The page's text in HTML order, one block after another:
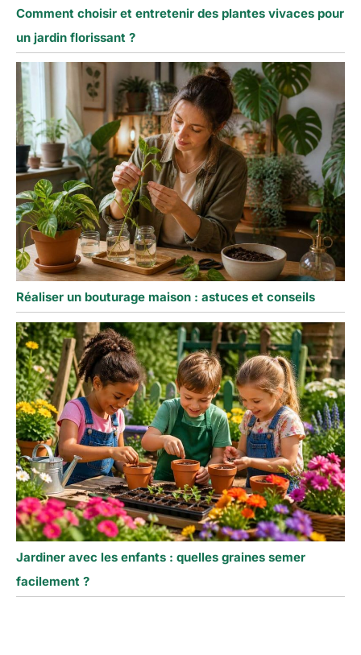
Comment choisir et entretenir des plantes vivaces pour
un jardin florissant ?
Réaliser un bouturage maison : astuces et conseils
Jardiner avec les enfants : quelles graines semer
facilement ?